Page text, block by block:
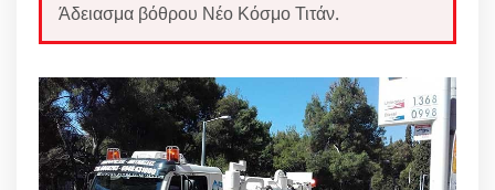
Άδειασμα βόθρου Νέο Κόσμο Τιτάν.